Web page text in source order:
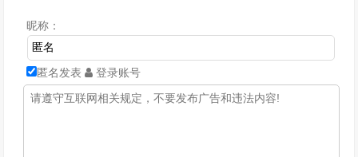
昵称：
匿名发表 登录账号